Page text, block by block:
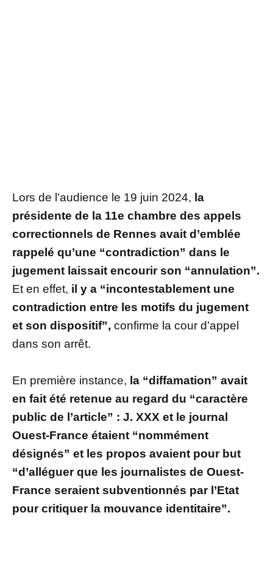
Lors de l’audience le 19 juin 2024, la
présidente de la 11e chambre des appels
correctionnels de Rennes avait d’emblée
rappelé qu’une “contradiction” dans le
jugement laissait encourir son “annulation”.
Et en effet, il y a “incontestablement une
contradiction entre les motifs du jugement
et son dispositif”, confirme la cour d’appel
dans son arrêt.
En première instance, la “diffamation” avait
en fait été retenue au regard du “caractère
public de l’article” : J. XXX et le journal
Ouest-France étaient “nommément
désignés” et les propos avaient pour but
“d’alléguer que les journalistes de Ouest-
France seraient subventionnés par l’Etat
pour critiquer la mouvance identitaire”.